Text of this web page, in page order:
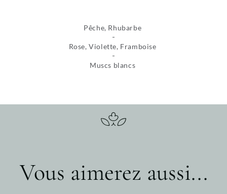
Pêche, Rhubarbe
Rose, Violette, Framboise
Muscs blancs
Vous aimerez aussi...